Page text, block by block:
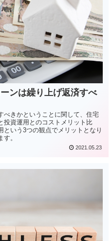
ンは繰り上げ返済すべ
べきかということに関して、住宅
投資運用とのコストメリット比
という3つの観点でメリットとなり
。
2021.05.23